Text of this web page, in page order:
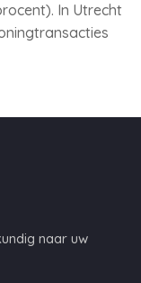
In Utrecht
naar uw